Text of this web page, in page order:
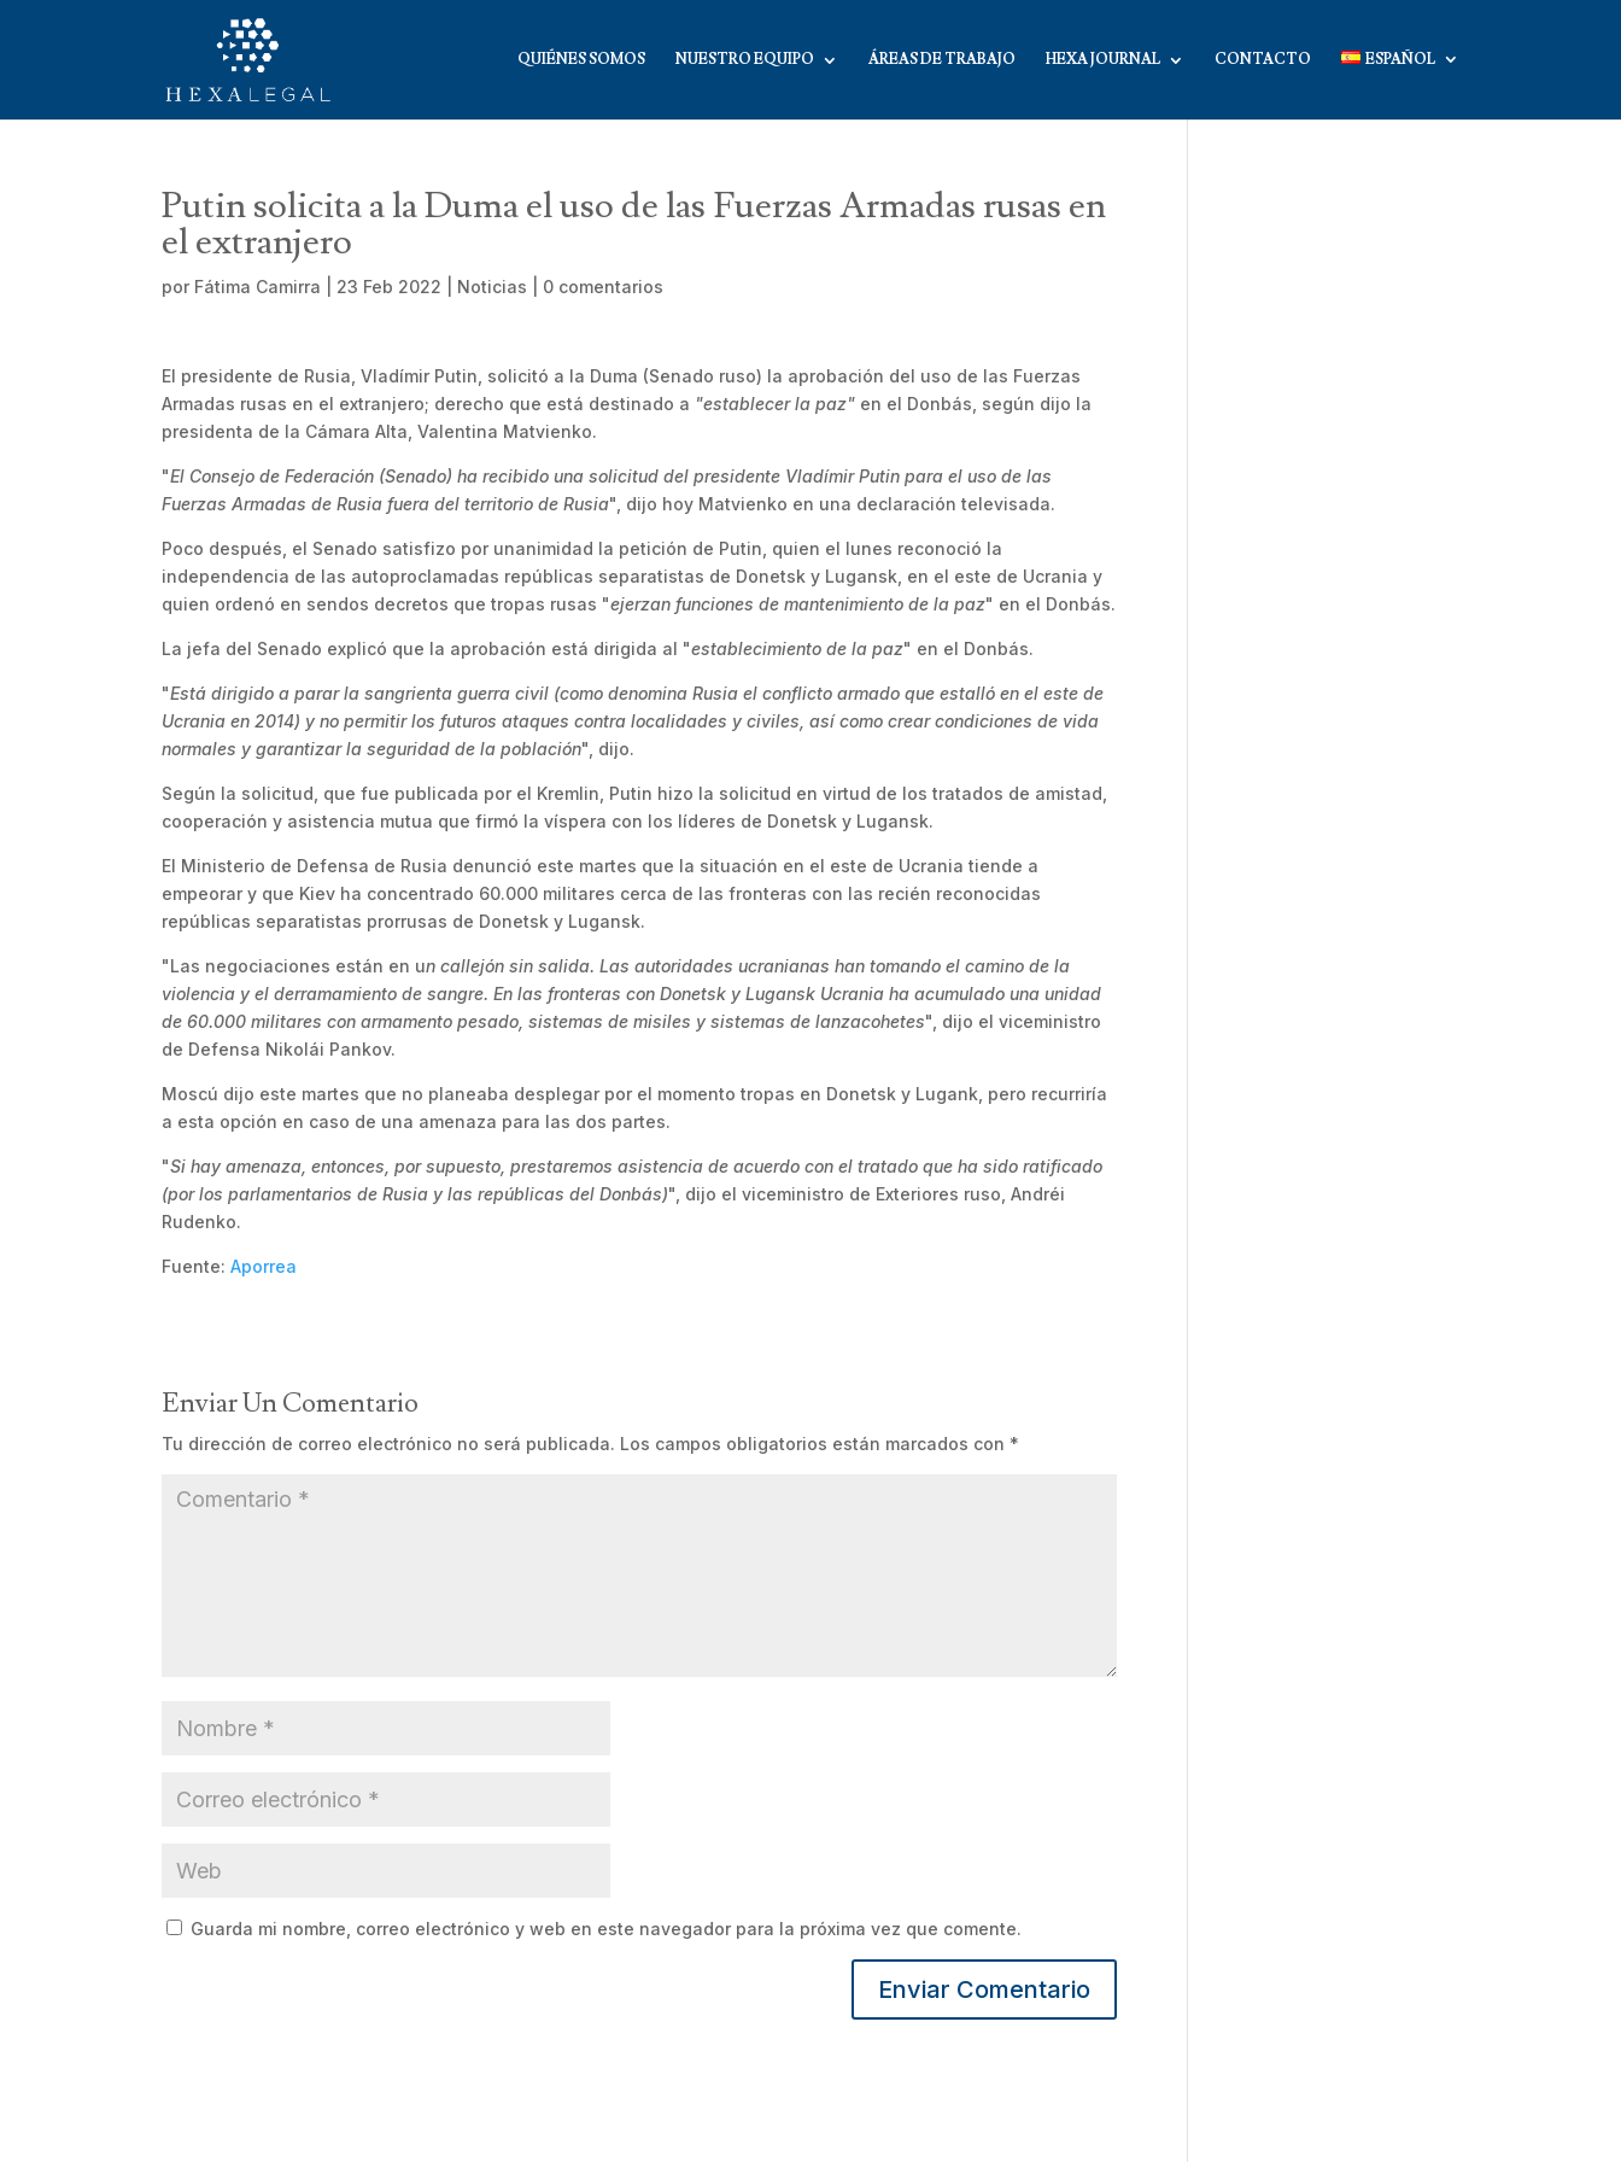
QUIÉNES SOMOS NUESTRO EQUIPO ÁREAS DE TRABAJO HEXA JOURNAL CONTACTO ESPAÑOL
Putin solicita a la Duma el uso de las Fuerzas Armadas rusas en
el extranjero
por Fátima Camirra 23 Feb 2022 Noticias 0 comentarios
El presidente de Rusia, Vladímir Putin, solicitó a la Duma (Senado ruso) la aprobación del uso de las Fuerzas
Armadas rusas en el extranjero; derecho que está destinado a "establecer la paz" en el Donbás, según dijo la
presidenta de la Cámara Alta, Valentina Matvienko.
"El Consejo de Federación (Senado) ha recibido una solicitud del presidente Vladímir Putin para el uso de las
Fuerzas Armadas de Rusia fuera del territorio de Rusia", dijo hoy Matvienko en una declaración televisada.
Poco después, el Senado satisfizo por unanimidad la petición de Putin, quien el lunes reconoció la
independencia de las autoproclamadas repúblicas separatistas de Donetsk y Lugansk, en el este de Ucrania y
quien ordenó en sendos decretos que tropas rusas "ejerzan funciones de mantenimiento de la paz" en el Donbás.
La jefa del Senado explicó que la aprobación está dirigida al "establecimiento de la paz" en el Donbás.
"Está dirigido a parar la sangrienta guerra civil (como denomina Rusia el conflicto armado que estalló en el este de
Ucrania en 2014) y no permitir los futuros ataques contra localidades y civiles, así como crear condiciones de vida
normales y garantizar la seguridad de la población", dijo.
Según la solicitud, que fue publicada por el Kremlin, Putin hizo la solicitud en virtud de los tratados de amistad,
cooperación y asistencia mutua que firmó la víspera con los líderes de Donetsk y Lugansk.
El Ministerio de Defensa de Rusia denunció este martes que la situación en el este de Ucrania tiende a
empeorar y que Kiev ha concentrado 60.000 militares cerca de las fronteras con las recién reconocidas
repúblicas separatistas prorrusas de Donetsk y Lugansk.
"Las negociaciones están en un callejón sin salida. Las autoridades ucranianas han tomando el camino de la
violencia y el derramamiento de sangre. En las fronteras con Donetsk y Lugansk Ucrania ha acumulado una unidad
de 60.000 militares con armamento pesado, sistemas de misiles y sistemas de lanzacohetes", dijo el viceministro
de Defensa Nikolái Pankov.
Moscú dijo este martes que no planeaba desplegar por el momento tropas en Donetsk y Lugank, pero recurriría
a esta opción en caso de una amenaza para las dos partes.
"Si hay amenaza, entonces, por supuesto, prestaremos asistencia de acuerdo con el tratado que ha sido ratificado
(por los parlamentarios de Rusia y las repúblicas del Donbás)", dijo el viceministro de Exteriores ruso, Andréi
Rudenko.
Fuente:Aporrea
Enviar Un Comentario
Tu dirección de correo electrónico no será publicada. Los campos obligatorios están marcados con *
Guarda mi nombre, correo electrónico y web en este navegador para la próxima vez que comente.